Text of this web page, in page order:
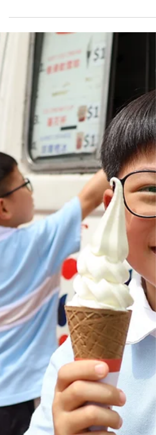
芒。🥳✨ 看到他們盡展潛能、發光發亮，是
的同學、老師、家長和工作人員，因為你們
付出，讓那個夜晚如此動人。 暑假快樂，我
們明年舞台再聚！🌟 #CPS
#creativeprimaryschool #活學啓思